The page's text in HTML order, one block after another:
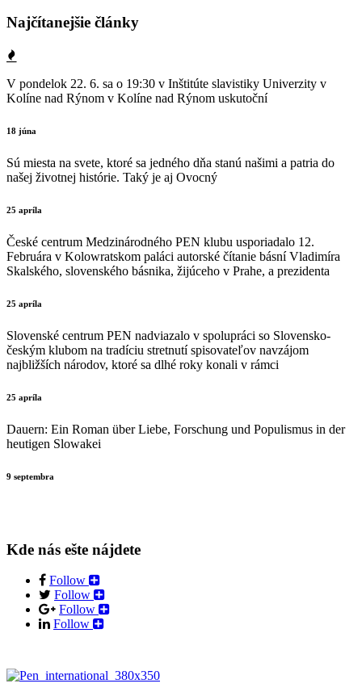
Najčítanejšie články
V pondelok 22. 6. sa o 19:30 v Inštitúte slavistiky Univerzity v
Kolíne nad Rýnom v Kolíne nad Rýnom uskutoční
18 júna
Sú miesta na svete, ktoré sa jedného dňa stanú našimi a patria do
našej životnej histórie. Taký je aj Ovocný
25 apríla
České centrum Medzinárodného PEN klubu usporiadalo 12.
Februára v Kolowratskom paláci autorské čítanie básní Vladimíra
Skalského, slovenského básnika, žijúceho v Prahe, a prezidenta
25 apríla
Slovenské centrum PEN nadviazalo v spolupráci so Slovensko-
českým klubom na tradíciu stretnutí spisovateľov navzájom
najbližších národov, ktoré sa dlhé roky konali v rámci
25 apríla
Dauern: Ein Roman über Liebe, Forschung und Populismus in der
heutigen Slowakei
9 septembra
Kde nás ešte nájdete
Follow
Follow
Follow
Follow